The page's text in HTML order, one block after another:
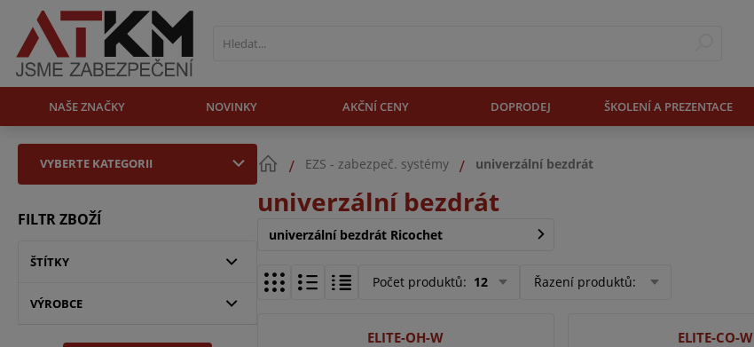
NAŠE ZNAČKY NOVINKY AKČNÍ CENY DOPRODEJ ŠKOLENÍ A PREZENTACE
VYBERTE KATEGORII
FILTR ZBOŽÍ
ŠTÍTKY
VÝROBCE
EZS - zabezpeč. systémy univerzální bezdrát
univerzální bezdrát
univerzální bezdrát Ricochet
Počet produktů: 12 Řazení produktů:
ELITE-OH-W ELITE-CO-W